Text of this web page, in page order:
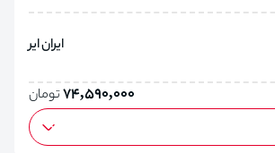
ایران ایر
74,590,000تومان